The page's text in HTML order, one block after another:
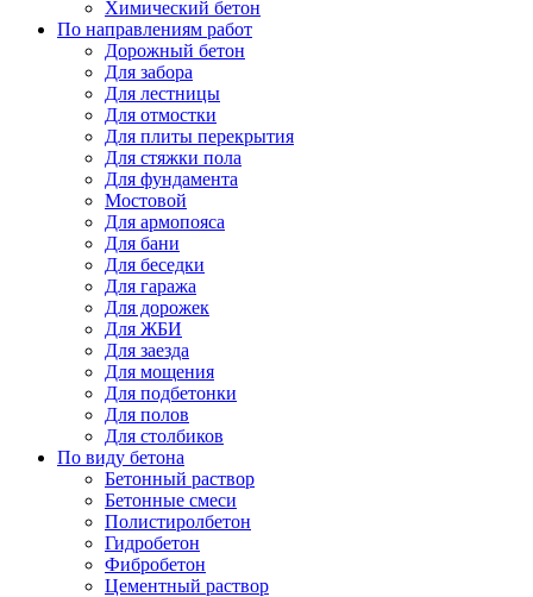
Химический бетон
По направлениям работ
Дорожный бетон
Для забора
Для лестницы
Для отмостки
Для плиты перекрытия
Для стяжки пола
Для фундамента
Мостовой
Для армопояса
Для бани
Для беседки
Для гаража
Для дорожек
Для ЖБИ
Для заезда
Для мощения
Для подбетонки
Для полов
Для столбиков
По виду бетона
Бетонный раствор
Бетонные смеси
Полистиролбетон
Гидробетон
Фибробетон
Цементный раствор